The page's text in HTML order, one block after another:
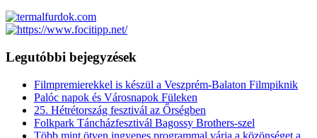
Legutóbbi bejegyzések
Filmpremierekkel is készül a Veszprém-Balaton Filmpiknik
Palóc napok és Városnapok Füleken
25. Hétrétország fesztivál az Őrségben
Folkpark Táncházfesztivál Bagossy Brothers-szel
Több mint ötven ingyenes programmal várja a közönséget a